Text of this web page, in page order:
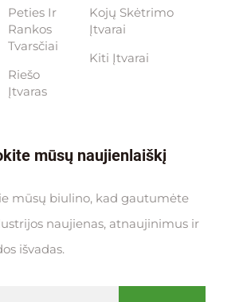
Peties Ir
Rankos
Tvarsčiai
Riešo
Įtvaras
Kojų Skėtrimo
Įtvarai
Kiti Įtvarai
mūsų naujienlaiškį
mūsų biulino, kad gautumėte
naujienas, atnaujinimus ir
išvadas.